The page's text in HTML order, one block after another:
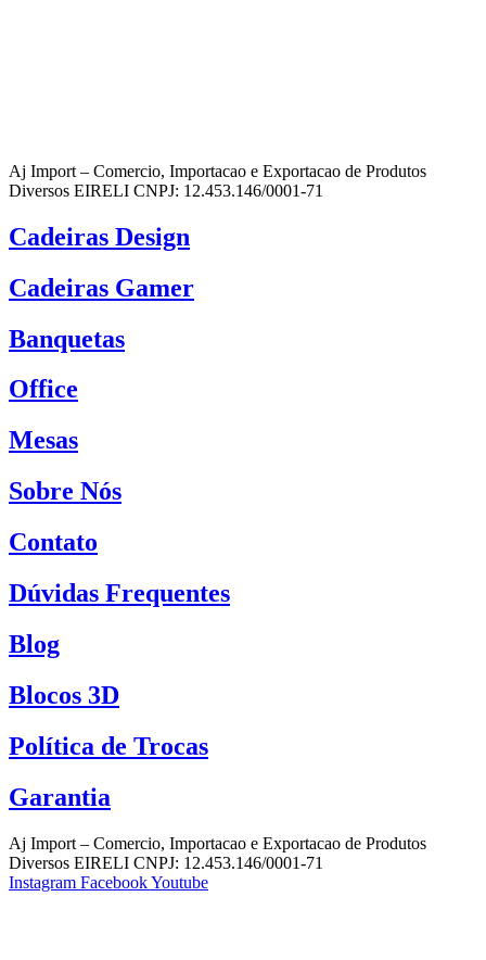
Aj Import – Comercio, Importacao e Exportacao de Produtos
Diversos EIRELI CNPJ: 12.453.146/0001-71
Cadeiras Design
Cadeiras Gamer
Banquetas
Office
Mesas
Sobre Nós
Contato
Dúvidas Frequentes
Blog
Blocos 3D
Política de Trocas
Garantia
Aj Import – Comercio, Importacao e Exportacao de Produtos
Diversos EIRELI CNPJ: 12.453.146/0001-71
Instagram FacebookYoutube